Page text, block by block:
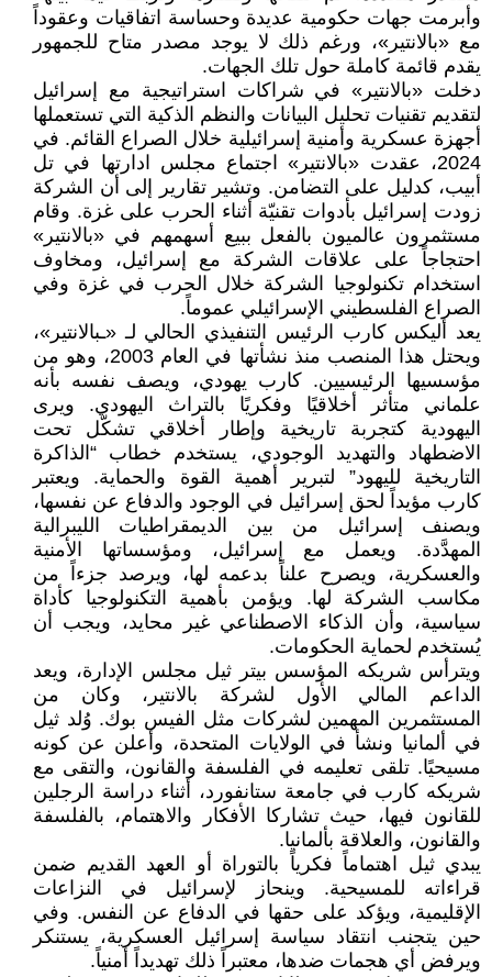
وأبرمت جهات حكومية عديدة وحساسة اتفاقيات وعقوداً
مع «بالانتير»، ورغم ذلك لا يوجد مصدر متاح للجمهور
يقدم قائمة كاملة حول تلك الجهات.
دخلت «بالانتير» في شراكات استراتيجية مع إسرائيل
لتقديم تقنيات تحليل البيانات والنظم الذكية التي تستعملها
أجهزة عسكرية وأمنية إسرائيلية خلال الصراع القائم. في
2024، عقدت «بالانتير» اجتماع مجلس ادارتها في تل
أبيب، كدليل على التضامن. وتشير تقارير إلى أن الشركة
زودت إسرائيل بأدوات تقنيّة أثناء الحرب على غزة. وقام
مستثمرون عالميون بالفعل ببيع أسهمهم في «بالانتير»
احتجاجاً على علاقات الشركة مع إسرائيل، ومخاوف
استخدام تكنولوجيا الشركة خلال الحرب في غزة وفي
الصراع الفلسطيني الإسرائيلي عموماً.
يعد أليكس كارب الرئيس التنفيذي الحالي لـ «ـبالانتير»،
ويحتل هذا المنصب منذ نشأتها في العام 2003، وهو من
مؤسسيها الرئيسيين. كارب يهودي، ويصف نفسه بأنه
علماني متأثر أخلاقيًا وفكريًا بالتراث اليهودي. ويرى
اليهودية كتجربة تاريخية وإطار أخلاقي تشكّل تحت
الاضطهاد والتهديد الوجودي، يستخدم خطاب “الذاكرة
التاريخية لليهود” لتبرير أهمية القوة والحماية. ويعتبر
كارب مؤيداً لحق إسرائيل في الوجود والدفاع عن نفسها،
ويصنف إسرائيل من بين الديمقراطيات الليبرالية
المهدَّدة. ويعمل مع إسرائيل، ومؤسساتها الأمنية
والعسكرية، ويصرح علناً بدعمه لها، ويرصد جزءاً من
مكاسب الشركة لها. ويؤمن بأهمية التكنولوجيا كأداة
سياسية، وأن الذكاء الاصطناعي غير محايد، ويجب أن
يُستخدم لحماية الحكومات.
ويترأس شريكه المؤسس بيتر ثيل مجلس الإدارة، ويعد
الداعم المالي الأول لشركة بالانتير، وكان من
المستثمرين المهمين لشركات مثل الفيس بوك. وُلد ثيل
في ألمانيا ونشأ في الولايات المتحدة، وأعلن عن كونه
مسيحيًا. تلقى تعليمه في الفلسفة والقانون، والتقى مع
شريكه كارب في جامعة ستانفورد، أثناء دراسة الرجلين
للقانون فيها، حيث تشاركا الأفكار والاهتمام، بالفلسفة
والقانون، والعلاقة بألمانيا.
يبدي ثيل اهتماماً فكرياً بالتوراة أو العهد القديم ضمن
قراءاته للمسيحية. وينحاز لإسرائيل في النزاعات
الإقليمية، ويؤكد على حقها في الدفاع عن النفس. وفي
حين يتجنب انتقاد سياسة إسرائيل العسكرية، يستنكر
ويرفض أي هجمات ضدها، معتبراً ذلك تهديداً أمنياً.